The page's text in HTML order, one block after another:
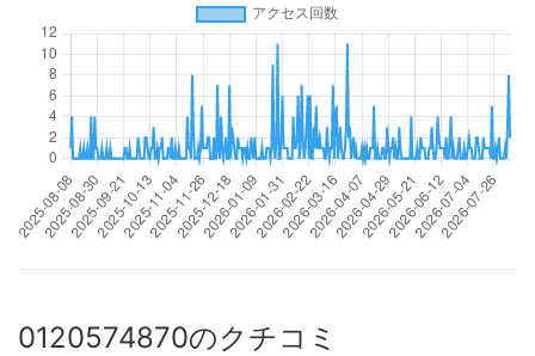
0120574870のクチコミ